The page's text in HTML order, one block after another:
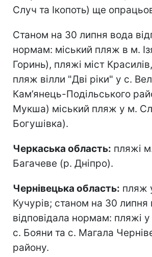
Случ та Ікопоть) ще
Станом на 30 липня вода
нормам: міський пляж в м.
Горинь), пляжі міст
пляж вілли "Дві ріки" у с.
Кам’янець-Подільського
Мукша) міський пляж у м.
Богушівка).
Черкаська область: пляжі
Багачеве (р. Дніпро).
Чернівецька область: пляж
Кучурів; станом на 30 липня
відповідала нормам: пляжі у
с. Бояни та с. Магала
району.